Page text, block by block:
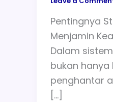
Pentingnya
Menjamin
Dalam
bukan
penghantar
[…]